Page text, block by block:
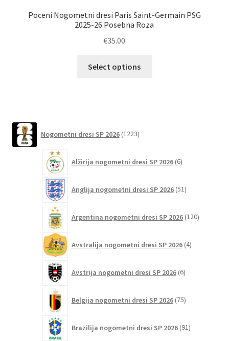
Poceni Nogometni dresi Paris Saint-Germain PSG
2025-26 Posebna Roza
€35.00
Select options
na
izdelka
Nogometni dresi SP 2026 1223izdelkov
Alžirija nogometni dresi SP 2026 6izdelkov
Anglija nogometni dresi SP 2026 51izdelkov
Argentina nogometni dresi SP 2026 120izdelkov
Avstralija nogometni dresi SP 2026 4izdelki
Avstrija nogometni dresi SP 2026 6izdelkov
Belgija nogometni dresi SP 2026 75izdelkov
Brazilija nogometni dresi SP 2026 91izdelkov